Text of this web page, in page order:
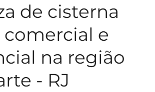
de cisterna
comercial e
na região
- RJ